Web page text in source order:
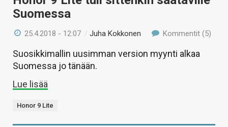
Suomessa
25.4.2018 - 12:07 /Juha Kokkonen Kommentit (5)
Suosikkimallin uusimman version myynti alkaa
Suomessa jo tänään.
Lue lisää
Honor 9 Lite